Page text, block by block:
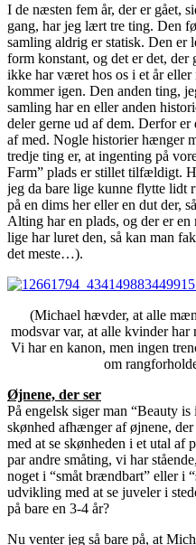
I de næsten fem år, der er gået,
gang, har jeg lært tre ting. Den
samling aldrig er statisk. Den er
form konstant, og det er det, der
ikke har været hos os i et år
kommer igen. Den anden ting,
samling har en eller anden
deler gerne ud af dem. Derfor
af med. Nogle historier hænger
tredje ting er, at ingenting på
Farm” plads er stillet tilfældigt.
jeg da bare lige kunne flytte lidt
på en dims her eller en dut der,
Alting har en plads, og der er en
lige har luret den, så kan man
det meste…).
(Michael hævder, at alle
modsvar var, at alle kvinder
Vi har en kanon, men ingen
om
Øjnene, der ser
På engelsk siger man “Beauty
skønhed afhænger af øjnene,
med at se skønheden i et utal af
par andre småting, vi har
noget i “småt brændbart” eller i
udvikling med at se juveler i
på bare en 3-4 år?
Nu venter jeg så bare på, at